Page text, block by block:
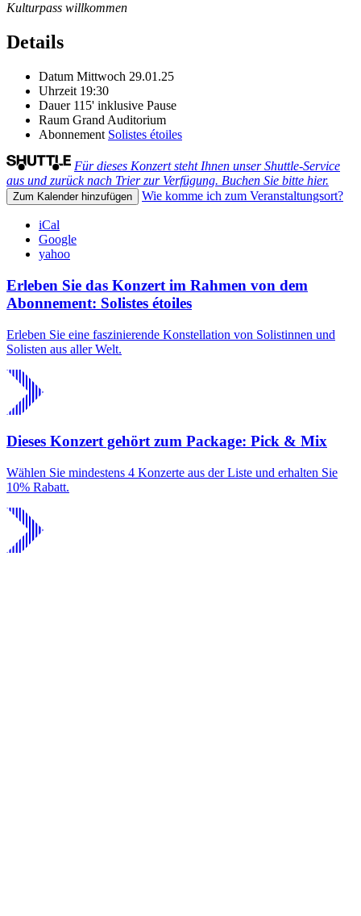
Kulturpass willkommen
Details
Datum Mittwoch 29.01.25
Uhrzeit 19:30
Dauer 115' inklusive Pause
Raum Grand Auditorium
Abonnement Solistes étoiles
Für dieses Konzert steht Ihnen unser Shuttle-Service
aus und zurück nach Trier zur Verfügung. Buchen Sie bitte hier.
Zum Kalender hinzufügen Wie komme ich zum Veranstaltungsort?
iCal
Google
yahoo
Erleben Sie das Konzert im Rahmen von dem
Abonnement: Solistes étoiles
Erleben Sie eine faszinierende Konstellation von Solistinnen und
Solisten aus aller Welt.
Dieses Konzert gehört zum Package: Pick & Mix
Wählen Sie mindestens 4 Konzerte aus der Liste und erhalten Sie
10% Rabatt.